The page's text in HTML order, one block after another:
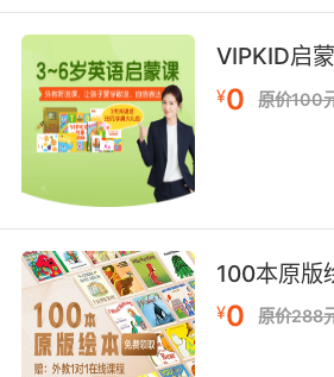
对于刚开始学习英语的小学生
文绘本，因为英文绘本的内容
涉及到的英语单词和句子也是
建议可以从阅读英文绘本开始
之后可以看一些英语的书籍或
以不断积累自己的词汇量和锻
英语快速学习的方法之语法：
小孩子的英语学习不要求掌握
入小学的学生们来说英语语法
一些简单的语法必须要掌握。
VIPKID启
¥0 原价100
100本原版
¥0 原价288